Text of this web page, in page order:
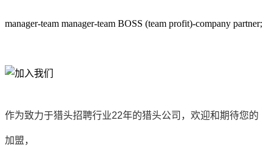
manager-team manager-team BOSS (team profit)-company partner;
作为致力于猎头招聘行业22年的猎头公司，欢迎和期待您的
加盟，